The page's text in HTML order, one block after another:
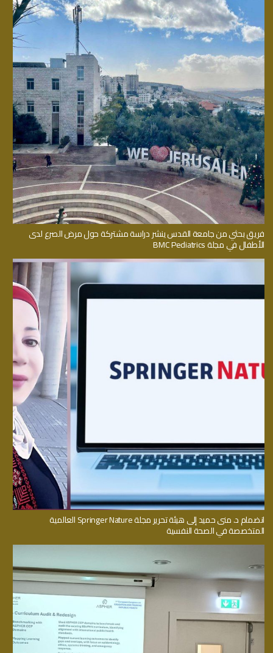
فريق بحثي من جامعة القدس ينشر دراسة مشتركة حول مرض الصرع لدى
الأطفال في مجلة BMC Pediatrics
انضمام د. منى حميد إلى هيئة تحرير مجلة Springer Nature العالمية
المتخصصة في الصحة النفسية